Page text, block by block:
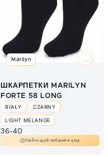
Marilyn
ШКАРПЕТКИ MARILYN
FORTE 58 LONG
BIAŁY CZARNY
LIGHT MELANGE
36-40
Увійти щоб побачити ціну